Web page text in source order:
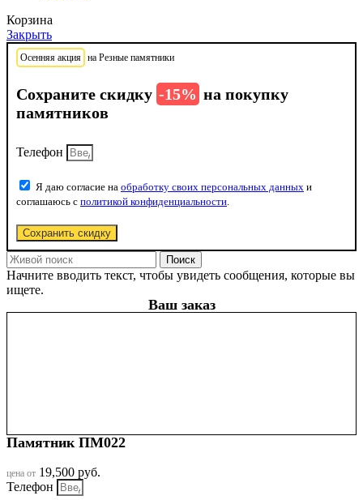
Корзина
Закрыть
Осенняя акция на Резные памятники
Сохраните скидку -15% на покупку
памятников
Телефон
Я даю согласие на обработку своих персональных данных и
соглашаюсь с политикой конфиденциальности
Сохранить скидку
Поиск
Начните вводить текст, чтобы увидеть сообщения, которые вы
ищете.
Ваш заказ
Памятник ПМ022
цена от 19,500 руб.
Телефон